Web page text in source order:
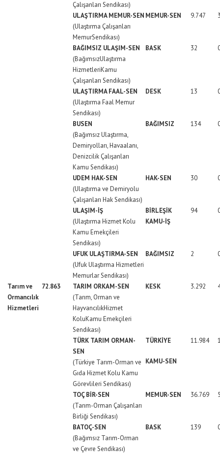
Çalışanları Sendikası)
ULAŞTIRMA MEMUR-SEN MEMUR-SEN 9.747
(Ulaştırma Çalışanları
MemurSendikası)
BAĞIMSIZ ULAŞIM-SEN
BASK 32
(BağımsızUlaştırma
HizmetleriKamu
Çalışanları Sendikası)
ULAŞTIRMA FAAL-SEN
DESK 13
(Ulaştırma Faal Memur
Sendikası)
BUSEN
BAĞIMSIZ 134
(Bağımsız Ulaştırma,
Demiryolları, Havaalanı,
Denizcilik Çalışanları
Kamu Sendikası)
UDEM HAK-SEN
HAK-SEN 30
(Ulaştırma ve Demiryolu
Çalışanları Hak Sendikası)
ULAŞIM-İŞ
BİRLEŞİK
KAMU-İŞ
94
(Ulaştırma Hizmet Kolu
Kamu Emekçileri
Sendikası)
UFUK ULAŞTIRMA-SEN
BAĞIMSIZ 2
(Ufuk Ulaştırma Hizmetleri
Memurlar Sendikası)
Tarım ve
Ormancılık
Hizmetleri
72.863 TARIM ORKAM-SEN KESK 3.292
(Tarım, Orman ve
HayvancılıkHizmet
KoluKamu Emekçileri
Sendikası)
TÜRK TARIM ORMAN-
SEN
TÜRKİYE
KAMU-SEN
11.984
(Türkiye Tarım-Orman ve
Gıda Hizmet Kolu Kamu
Görevlileri Sendikası)
TOÇ BİR-SEN
MEMUR-SEN 36.769
(Tarım-Orman Çalışanları
Birliği Sendikası)
BATOÇ-SEN
BASK 139
(Bağımsız Tarım-Orman
ve Çevre Sendikası)